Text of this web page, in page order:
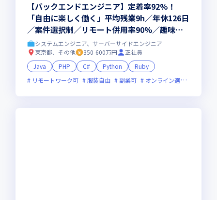
【バックエンドエンジニア】定着率92%！
「自由に楽しく働く」平均残業9h／年休126日
／案件選択制／リモート併用率90%／趣味手
当／趣味休暇
システムエンジニア、サーバーサイドエンジニア
東京都、その他
350-600万円
正社員
Java
PHP C# Python
Ruby
リモートワーク可
服装自由 副業可 オンライン選考可